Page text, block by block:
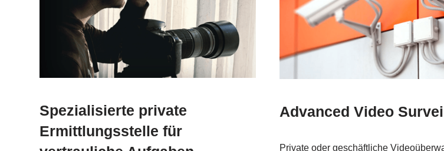
Spezialisierte private
Ermittlungsstelle für
Advanced Video
Private oder geschäftliche